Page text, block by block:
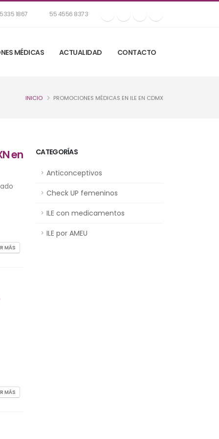
1867 55 4556 8373
MÉDICAS ACTUALIDAD CONTACTO
INICIO PROMOCIONES MÉDICAS EN ILE EN CDMX
CATEGORÍAS
Anticonceptivos
Check UP femeninos
ILE con medicamentos
ILE por AMEU
en
MÁS
MÁS